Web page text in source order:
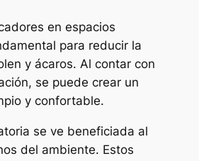
en espacios
para reducir la
y ácaros. Al contar con
se puede crear un
y confortable.
se ve beneficiada al
del ambiente. Estos